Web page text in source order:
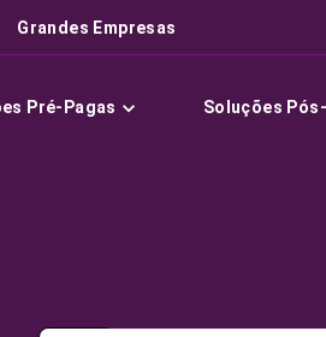
Grandes Empresas
Pré-Pagas Soluções